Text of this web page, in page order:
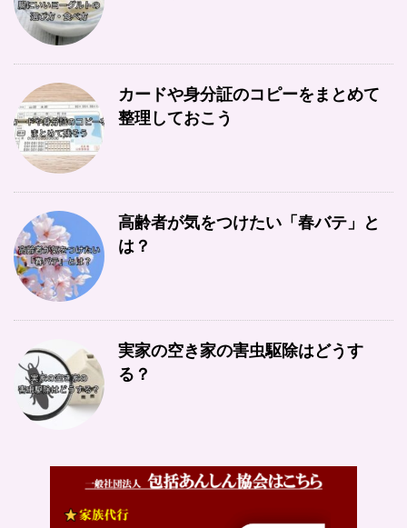
カードや身分証のコピーをまとめて
整理しておこう
高齢者が気をつけたい「春バテ」と
は？
実家の空き家の害虫駆除はどうす
る？